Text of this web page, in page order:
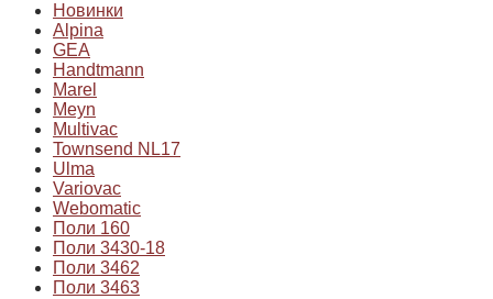
Новинки
Alpina
GEA
Handtmann
Marel
Meyn
Multivac
Townsend NL17
Ulma
Variovac
Webomatic
Поли 160
Поли 3430-18
Поли 3462
Поли 3463